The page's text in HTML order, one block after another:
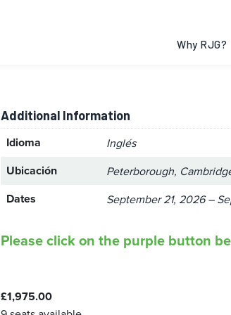
Why RJG?
High
Cambridgeshire,
Additional Information
Idioma Inglés
Ubicación Peterborough,
Dates September 21, 2026 –
Please click on the purple button
£1,975.00